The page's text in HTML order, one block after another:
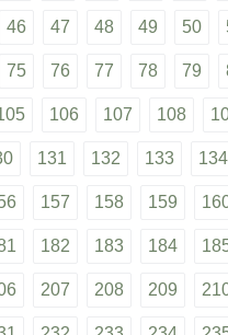
46 47 48 49 50
75 76 77 78 79
106 107 108
131 132 133 134
157 158 159
182 183 184
207 208 209